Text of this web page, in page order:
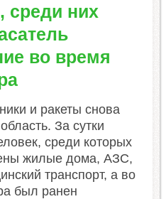
среди них
во время
и ракеты снова
За сутки
среди которых
жилые дома, АЗС,
транспорт, а во
был ранен